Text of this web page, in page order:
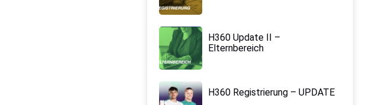
H360 Update II –
Elternbereich
H360 Registrierung – UPDATE